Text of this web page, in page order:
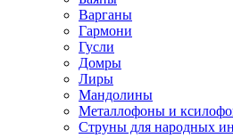
Варганы
Гармони
Гусли
Домры
Лиры
Мандолины
Металлофоны и
Струны для народных